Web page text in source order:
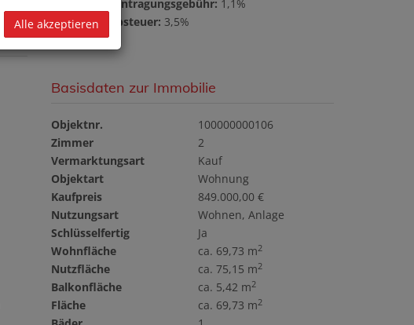
Grundbucheintragungsgebühr: 1,1%
Grunderwerbsteuer: 3,5%
Basisdaten zur Immobilie
Objektnr.
100000000106
Zimmer
2
Vermarktungsart
Kauf
Objektart
Wohnung
Kaufpreis
849.000,00 €
Nutzungsart
Wohnen Anlage
Schlüsselfertig
Ja
Wohnfläche
ca. 69,73 m2
Nutzfläche ca. 75,15 m2
Balkonfläche ca. 5,42 m2
Fläche ca. 69,73 m2
Alle akzeptieren